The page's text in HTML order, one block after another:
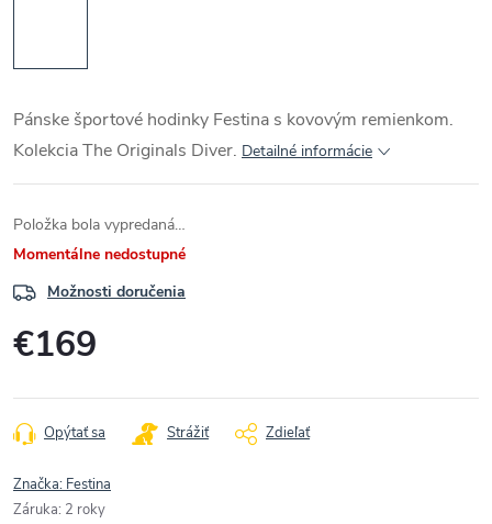
Pánske športové hodinky Festina s kovovým remienkom.
Kolekcia The Originals Diver. Detailné informácie
Položka bola vypredaná…
Momentálne nedostupné
Možnosti doručenia
€169
cena:
Opýtať sa Strážiť Zdieľať
Značka: Festina
Záruka: 2 roky